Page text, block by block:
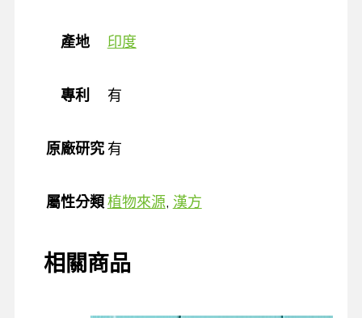
產地 印度
專利 有
原廠研究 有
屬性分類 植物來源, 漢方
相關商品